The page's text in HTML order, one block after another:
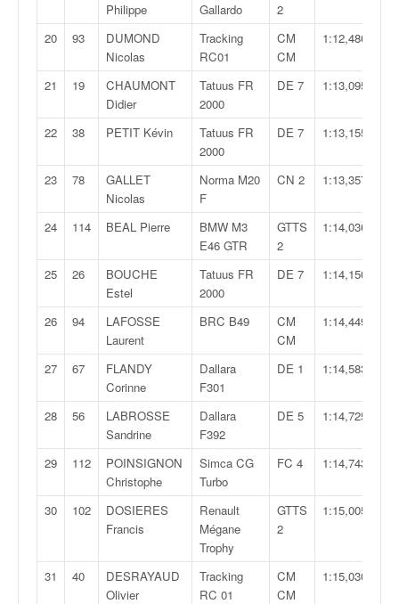
Philippe
Gallardo
2
20 93
DUMOND
Nicolas
Tracking
RC01
CM
CM
1:12,486
21 19
CHAUMONT
Didier
Tatuus FR
2000
DE 7 1:13,095
22 38 PETIT Kévin
Tatuus FR
2000
DE 7 1:13,155
23 78
GALLET
Nicolas
Norma M20
F
CN 2 1:13,357
24 114 BEAL Pierre
BMW M3
E46 GTR
GTTS
2
1:14,036
25 26
BOUCHE
Estel
Tatuus FR
2000
DE 7 1:14,150
26 94
LAFOSSE
Laurent
BRC B49
CM
CM
1:14,449
27 67
FLANDY
Corinne
Dallara
F301
DE 1 1:14,583
28 56
LABROSSE
Sandrine
Dallara
F392
DE 5 1:14,725
29 112
POINSIGNON
Christophe
Simca CG
Turbo
FC 4 1:14,743
30 102
DOSIERES
Francis
Renault
Mégane
Trophy
GTTS
2
1:15,005
31 40
DESRAYAUD
Olivier
Tracking
RC 01
CM
CM
1:15,030